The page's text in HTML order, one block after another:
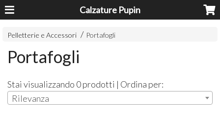
Calzature Pupin
Pelletterie e Accessori Portafogli
Portafogli
Stai visualizzando 0 prodotti | Ordina per:
Rilevanza